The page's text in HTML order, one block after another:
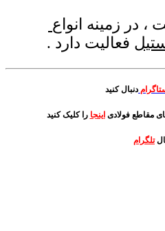
، در زمینه انواع
فعالیت دارد .
دنبال کنید
مقاطع فولادیاینجا را کلیک کنید
تلگرام